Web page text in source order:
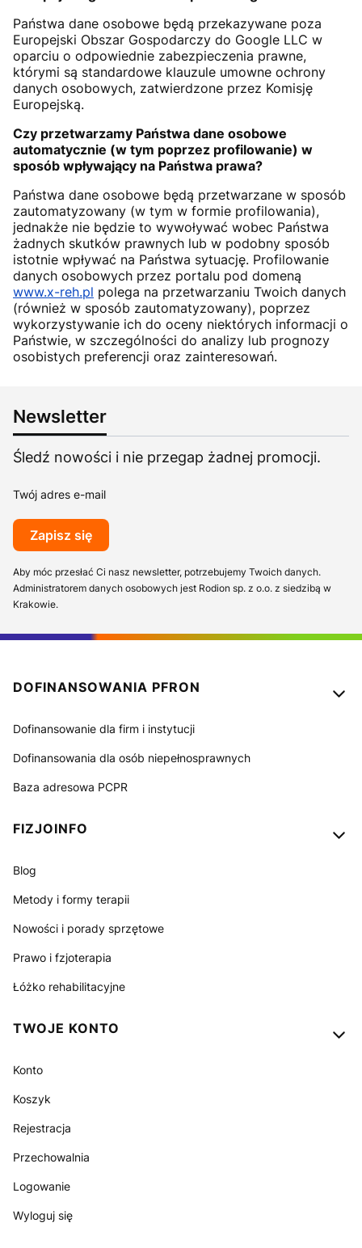
Państwa dane osobowe będą przekazywane poza
Europejski Obszar Gospodarczy do Google LLC w
oparciu o odpowiednie zabezpieczenia prawne,
którymi są standardowe klauzule umowne ochrony
danych osobowych, zatwierdzone przez Komisję
Europejską.
Czy przetwarzamy Państwa dane osobowe
automatycznie (w tym poprzez profilowanie) w
sposób wpływający na Państwa prawa?
Państwa dane osobowe będą przetwarzane w sposób
zautomatyzowany (w tym w formie profilowania),
jednakże nie będzie to wywoływać wobec Państwa
żadnych skutków prawnych lub w podobny sposób
istotnie wpływać na Państwa sytuację. Profilowanie
danych osobowych przez portalu pod domeną
www.x-reh.pl polega na przetwarzaniu Twoich danych
(również w sposób zautomatyzowany), poprzez
wykorzystywanie ich do oceny niektórych informacji o
Państwie, w szczególności do analizy lub prognozy
osobistych preferencji oraz zainteresowań.
Newsletter
Śledź nowości i nie przegap żadnej promocji.
Twój adres e-mail
Zapisz się
Aby móc przesłać Ci nasz newsletter, potrzebujemy Twoich danych.
Administratorem danych osobowych jest Rodion sp. z o.o. z siedzibą w
Krakowie.
Linki w stopce
DOFINANSOWANIA PFRON
Dofinansowanie dla firm i instytucji
Dofinansowania dla osób niepełnosprawnych
Baza adresowa PCPR
FIZJOINFO
Blog
Metody i formy terapii
Nowości i porady sprzętowe
Prawo i fzjoterapia
Łóżko rehabilitacyjne
TWOJE KONTO
Konto
Koszyk
Rejestracja
Przechowalnia
Logowanie
Wyloguj się